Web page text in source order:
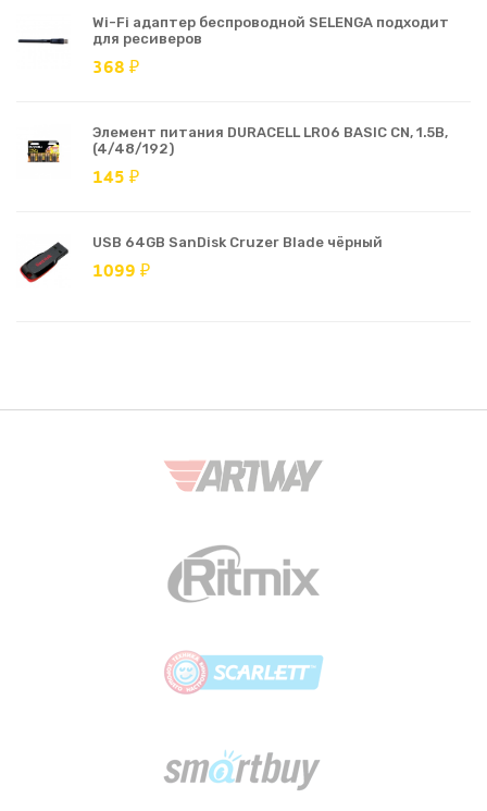
Wi-Fi адаптер беспроводной SELENGA подходит
для ресиверов
368 ₽
Элемент питания DURACELL LR06 BASIC CN, 1.5В,
(4/48/192)
145 ₽
USB 64GB SanDisk Cruzer Blade чёрный
1099 ₽